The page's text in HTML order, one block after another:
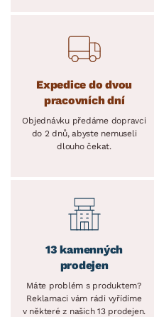
Expedice do dvou
pracovních dní
Objednávku předáme dopravci
do 2 dnů, abyste nemuseli
dlouho čekat.
13 kamenných
prodejen
Máte problém s produktem?
Reklamaci vám rádi vyřídíme
v některé z našich 13 prodejen.